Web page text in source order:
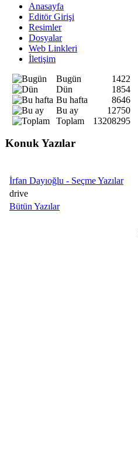
Anasayfa
Editör Girişi
Resimler
Dosyalar
Web Linkleri
İletişim
Bugün
1422
Dün
1854
Bu hafta
8646
Bu ay
12750
Toplam
13208295
Konuk Yazılar
İrfan Dayıoğlu - Seçme Yazılar
drive
Bütün Yazılar